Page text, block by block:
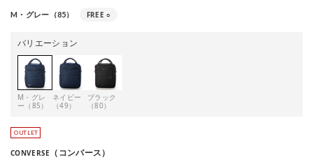
M・グレー（85） FREE ○
バリエーション
M・グレ
ー（85）
ネイビー
（49）
ブラック
（80）
CONVERSE （コンバース）